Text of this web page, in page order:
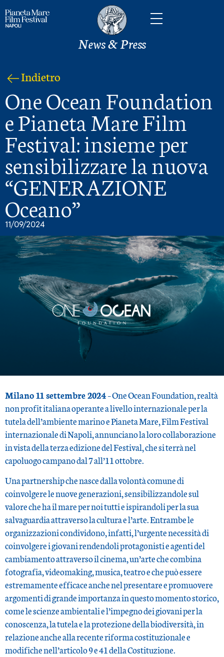
News & Press
Indietro
One Ocean Foundation
e Pianeta Mare Film
Festival: insieme per
sensibilizzare la nuova
“GENERAZIONE
Oceano”
11/09/2024
Milano 11 settembre 2024– One Ocean Foundation, realtà
non profit italiana operante a livello internazionale per la
tutela dell’ambiente marino e Pianeta Mare, Film Festival
internazionale di Napoli, annunciano la loro collaborazione
in vista della terza edizione del Festival, che si terrà nel
capoluogo campano dal 7 all’11 ottobre.
Una partnership che nasce dalla volontà comune di
coinvolgere le nuove generazioni, sensibilizzandole sul
valore che ha il mare per noi tutti e ispirandoli per la sua
salvaguardia attraverso la cultura e l’arte. Entrambe le
organizzazioni condividono, infatti, l’urgente necessità di
coinvolgere i giovani rendendoli protagonisti e agenti del
cambiamento attraverso il cinema, un’arte che combina
fotografia, videomaking, musica, teatro e che può essere
estremamente efficace anche nel presentare e promuovere
argomenti di grande importanza in questo momento storico,
come le scienze ambientali e l’impegno dei giovani per la
conoscenza, la tutela e la protezione della biodiversità, in
relazione anche alla recente riforma costituzionale e
modifiche nell’articolo 9 e 41 della Costituzione.